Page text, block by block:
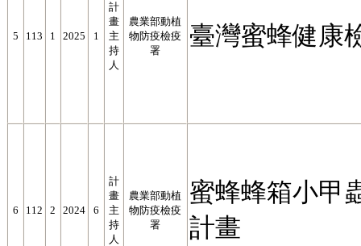
5 113 1 2025 1
計
畫
主
持
人
農業部動植
物防疫檢疫
署
臺灣蜜蜂健康
6 112 2 2024 6
計
畫
主
持
人
農業部動植
物防疫檢疫
署
蜜蜂蜂箱小甲
計畫